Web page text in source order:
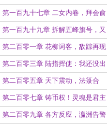
修罗场
第一百九十七章 二女内卷，拜会俞
龙（求票）
第一百九十九章 拆解五峰旗号，又
闻哄堂大孝
第二百零一章 花柳词客，敌踪再现
（求票）
第二百零三章 陆指挥使：我还没出
力你怎么就倒下了？
第二百零五章 天下震动，法箓合
一！（两章7000求票）
第二百零七章 铸币权！灵魂是君主
的货币
第二百零九章 各方反应，瀛洲告警